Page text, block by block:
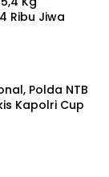
Ribu Jiwa
Polda NTB
Kapolri Cup